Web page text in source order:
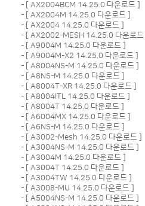
- [ AX2004BCM 14.25.0 다운로드]
- [ AX2004M 14.25.0 다운로드]
- [ AX2004 14.25.0 다운로드]
- [ AX2002-MESH 14.25.0 다운로드]
- [ A9004M 14.25.0 다운로드]
- [ A9004M-X2 14.25.0 다운로드]
- [ A8004NS-M 14.25.0 다운로드]
- [ A8NS-M 14.25.0 다운로드]
- [ A8004T-XR 14.25.0 다운로드]
- [ A8004ITL 14.25.0 다운로드]
- [ A8004T 14.25.0 다운로드]
- [ A6004MX 14.25.0 다운로드]
- [ A6NS-M 14.25.0 다운로드]
- [ A3002-Mesh 14.25.0 다운로드]
- [ A3004NS-M 14.25.0 다운로드]
- [ A3004M 14.25.0 다운로드]
- [ A3004T 14.25.0 다운로드]
- [ A3004TW 14.25.0 다운로드]
- [ A3008-MU 14.25.0 다운로드]
- [ A5004NS-M 14.25.0 다운로드]